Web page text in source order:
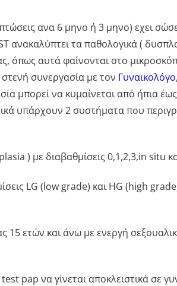
ανα 6 μηνο ή 3 μηνο) εχει
ανακαλύπτει τα παθολογικά (
όπως αυτά φαίνονται στο
συνεργασία με τον Γυναικολόγο
μπορεί να κυμαίνεται από ήπια
υπάρχουν 2 συστήματα που
) με διαβαθμίσεις 0,1,2,3,in situ
LG (low grade) και HG (high
15 ετών και άνω με ενεργή
pap να γίνεται αποκλειστικά σε